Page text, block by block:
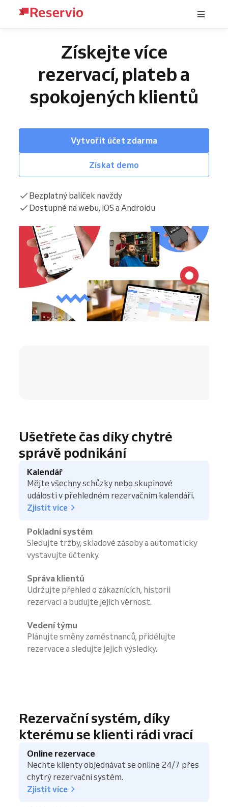
Získejte více
rezervací, plateb a
spokojených klientů
Vytvořit účet zdarma
Získat demo
Bezplatný balíček navždy
Dostupné na webu, iOS a Androidu
Ušetřete čas díky chytré
správě podnikání
Kalendář
Mějte všechny schůzky nebo skupinové
události v přehledném rezervačním kalendáři.
Zjistit více
Pokladní systém
Sledujte tržby, skladové zásoby a automaticky
vystavujte účtenky.
Správa klientů
Udržujte přehled o zákaznících, historii
rezervací a budujte jejich věrnost.
Vedení týmu
Plánujte směny zaměstnanců, přidělujte
rezervace a sledujte jejich výsledky.
Rezervační systém, díky
kterému se klienti rádi vrací
Online rezervace
Nechte klienty objednávat se online 24/7 přes
chytrý rezervační systém.
Zjistit více